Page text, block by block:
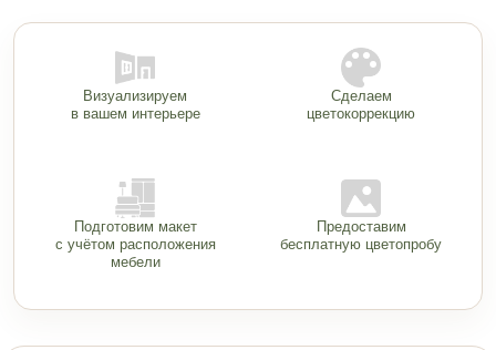
Визуализируем
в вашем интерьере
Подготовим макет
с учётом расположения
мебели
Сделаем
цветокоррекцию
Предоставим
бесплатную цветопробу